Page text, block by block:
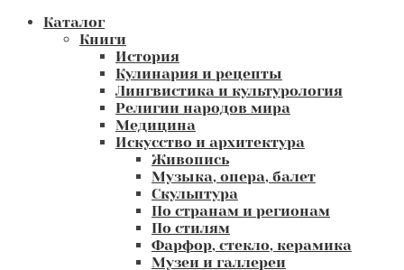
Каталог
Книги
История
Кулинария и рецепты
Лингвистика и культурология
Религии народов мира
Медицина
Искусство и архитектура
Живопись
Музыка, опера, балет
Скульптура
По странам и регионам
По стилям
Фарфор, стекло, керамика
Музеи и галлереи